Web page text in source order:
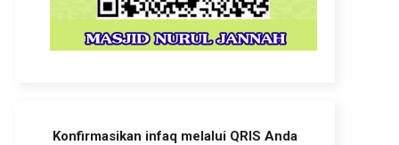
Konfirmasikan infaq melalui QRIS Anda